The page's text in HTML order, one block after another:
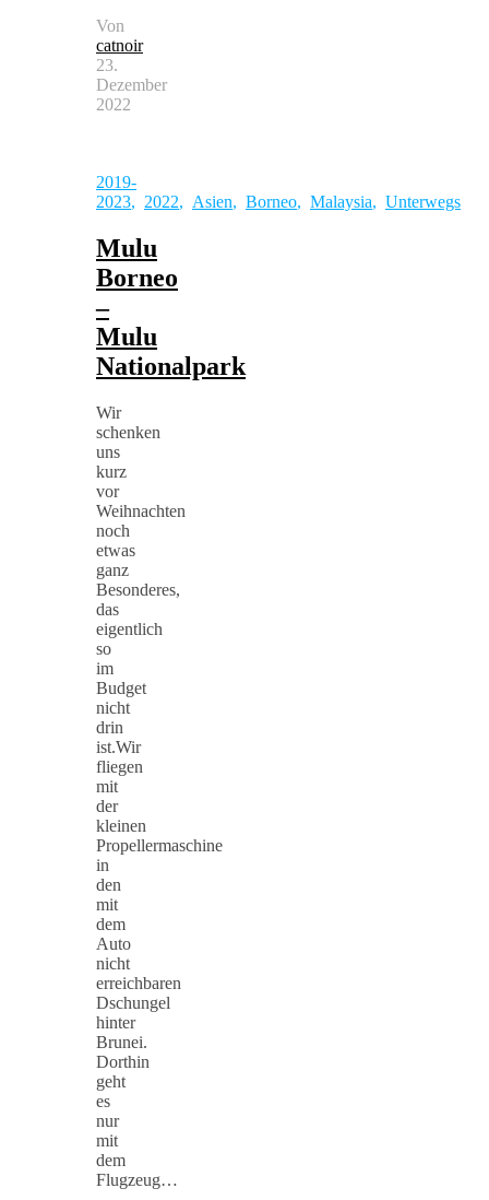
Von
catnoir
23.
Dezember
2022
2019-
2023, 2022, Asien, Borneo, Malaysia, Unterwegs
Mulu
Borneo
–
Mulu
Nationalpark
Wir
schenken
uns
kurz
vor
Weihnachten
noch
etwas
ganz
Besonderes,
das
eigentlich
so
im
Budget
nicht
drin
ist.Wir
fliegen
mit
der
kleinen
Propellermaschine
in
den
mit
dem
Auto
nicht
erreichbaren
Dschungel
hinter
Brunei.
Dorthin
geht
es
nur
mit
dem
Flugzeug…